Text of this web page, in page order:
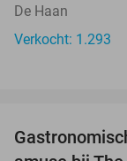
De Haan
Verkocht: 1.293